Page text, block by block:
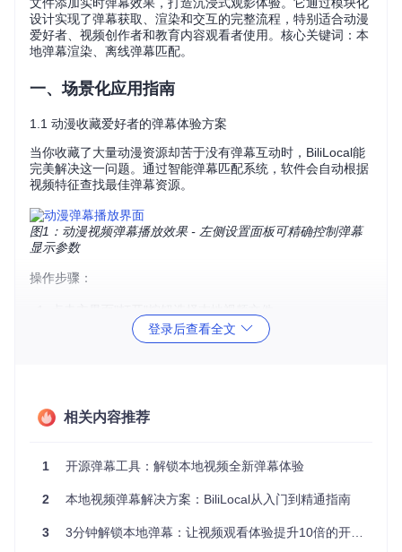
设计实现了弹幕获取、渲染和交互的完整流程，特别适合动漫
爱好者、视频创作者和教育内容观看者使用。核心关键词：本
地弹幕渲染、离线弹幕匹配。
一、场景化应用指南
1.1 动漫收藏爱好者的弹幕体验方案
当你收藏了大量动漫资源却苦于没有弹幕互动时，BiliLocal能
完美解决这一问题。通过智能弹幕匹配系统，软件会自动根据
视频特征查找最佳弹幕资源。
图1：动漫视频弹幕播放效果 - 左侧设置面板可精确控制弹幕
显示参数
操作步骤：
系统自动启动弹幕匹配服务（相关实现：src/Access/Pars
观看教学视频时，BiliLocal的弹幕系统可作为实时笔记工具。
你可以通过自定义关键词屏蔽功能，只显示与知识点相关的弹
登录后查看全文
相关内容推荐
1 开源弹幕工具：解锁本地视频全新弹幕体验
2 本地视频弹幕解决方案：BiliLocal从入门到精通指南
3 3分钟解锁本地弹幕：让视频观看体验提升10倍的开源工具